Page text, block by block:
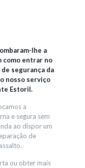
lhe a
como entrar no
segurança da
nosso serviço
Estoril.
a
e segura sem
ao dispor um
de
ou obter mais